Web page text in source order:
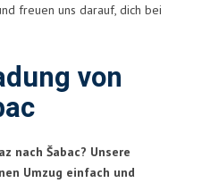
freuen uns darauf, dich bei
von
nach Šabac? Unsere
Umzug einfach und